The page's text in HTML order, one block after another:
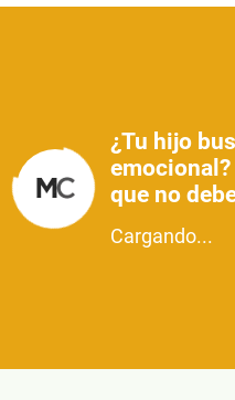
¿Tu hijo
que no
Cargando...